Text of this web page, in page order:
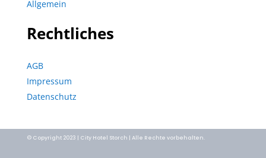
Allgemein
Rechtliches
AGB
Impressum
Datenschutz
© Copyright 2023 | City Hotel Storch | Alle Rechte vorbehalten.